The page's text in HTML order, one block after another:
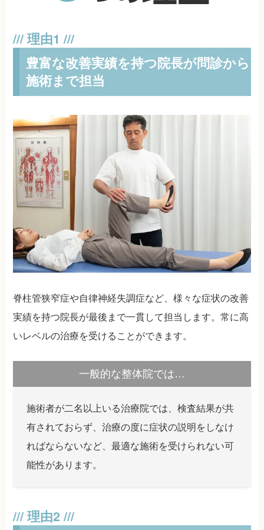
豊富な改善実績を持つ院長が問診から
施術まで担当
脊柱管狭窄症や自律神経失調症など、様々な症状の改善
実績を持つ院長が最後まで一貫して担当します。常に高
いレベルの治療を受けることができます。
一般的な整体院では…
施術者が二名以上いる治療院では、検査結果が共
有されておらず、治療の度に症状の説明をしなけ
ればならないなど、最適な施術を受けられない可
能性があります。